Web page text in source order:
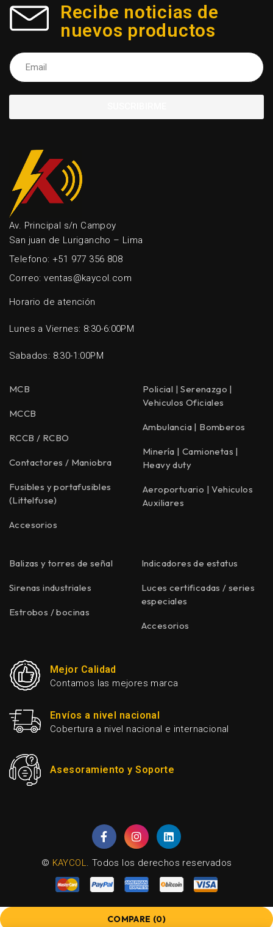
Recibe noticias de
nuevos productos
Av. Principal s/n Campoy
San juan de Lurigancho – Lima
Telefono: +51 977 356 808
Correo: ventas@kaycol.com
Horario de atención
Lunes a Viernes: 8:30-6:00PM
Sabados: 8:30-1:00PM
MCB
MCCB
RCCB / RCBO
Contactores / Maniobra
Fusibles y portafusibles
(Littelfuse)
Accesorios
Policial | Serenazgo |
Vehiculos Oficiales
Ambulancia | Bomberos
Minería | Camionetas |
Heavy duty
Aeroportuario | Vehiculos
Auxiliares
Balizas y torres de señal
Sirenas industriales
Estrobos / bocinas
Indicadores de estatus
Luces certificadas / series
especiales
Accesorios
Mejor Calidad
Contamos las mejores marca
Envíos a nivel nacional
Cobertura a nivel nacional e internacional
Asesoramiento y Soporte
© KAYCOL. Todos los derechos reservados
COMPARE (0)